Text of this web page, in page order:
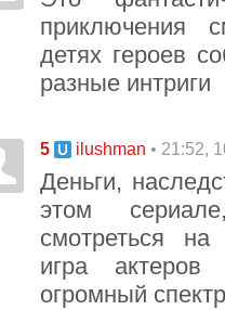
приключения
детях героев
разные интриги
5 ilushman • 21:52,
Деньги,
этом
смотреться
игра
огромный